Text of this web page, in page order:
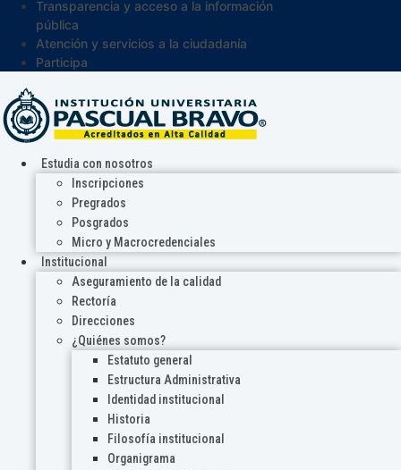
Transparencia y acceso a la información
pública
Atención y servicios a la ciudadanía
Participa
Estudia con nosotros
Inscripciones
Pregrados
Posgrados
Micro y Macrocredenciales
Institucional
Aseguramiento de la calidad
Rectoría
Direcciones
¿Quiénes somos?
Estatuto general
Estructura Administrativa
Identidad institucional
Historia
Filosofía institucional
Organigrama